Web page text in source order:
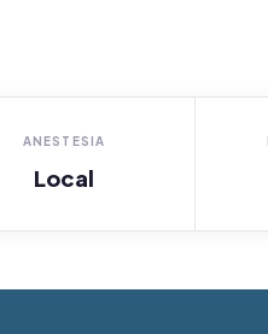
ANESTESIA
Local